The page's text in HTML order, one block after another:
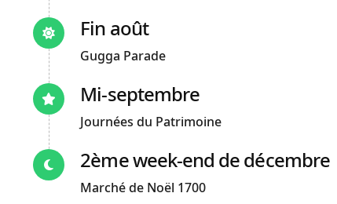
Fin août
Gugga Parade
Mi-septembre
Journées du Patrimoine
2ème week-end de décembre
Marché de Noël 1700